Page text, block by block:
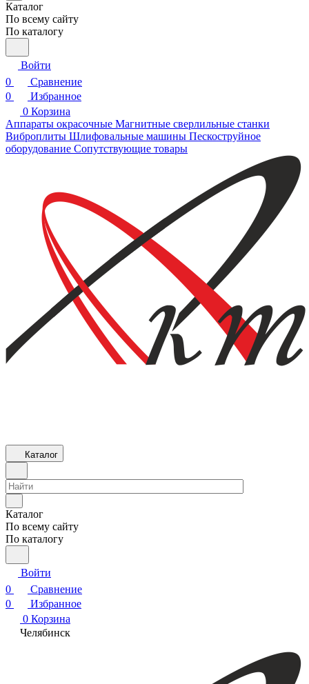
Каталог
По всему сайту
По каталогу
Войти
0
Сравнение
0
Избранное
0 Корзина
Аппараты окрасочные Магнитные сверлильные станки
Виброплиты Шлифовальные машины Пескоструйное
оборудование Сопутствующие товары
Каталог
Каталог
По всему сайту
По каталогу
Войти
0
Сравнение
0
Избранное
0 Корзина
Челябинск